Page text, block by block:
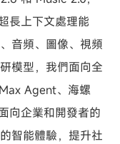
長上下文處理能
音頻、圖像、視頻
模型，我們面向全
Agent、海螺
向企業和開發者的
智能體驗，提升社